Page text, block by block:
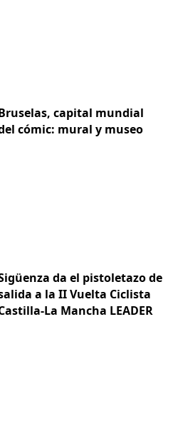
capital mundial
cómic: mural y museo
da el pistoletazo de
a la II Vuelta Ciclista
La Mancha LEADER